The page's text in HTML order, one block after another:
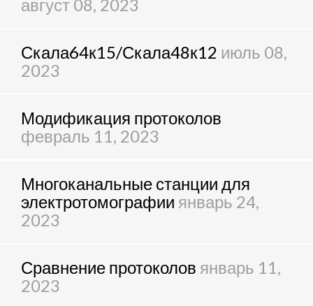
август 08, 2023
Скала64к15/Скала48к12 июль 08,
2023
Модификация протоколов
февраль 11, 2023
Многоканальные станции для
электротомографии январь 24,
2023
Сравнение протоколов январь 11,
2023